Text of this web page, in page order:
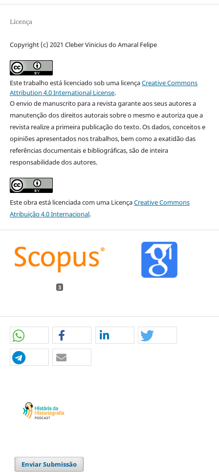
Licença
Copyright (c) 2021 Cleber Vinicius do Amaral Felipe
Este trabalho está licenciado sob uma licençaCreative Commons
Attribution 4.0 International License.
O envio de manuscrito para a revista garante aos seus autores a
manutenção dos direitos autorais sobre o mesmo e autoriza que a
revista realize a primeira publicação do texto. Os dados, conceitos e
opiniões apresentados nos trabalhos, bem como a exatidão das
referências documentais e bibliográficas, são de inteira
responsabilidade dos autores.
Este obra está licenciada com uma LicençaCreative Commons
Atribuição 4.0 Internacional.
3
Enviar Submissão